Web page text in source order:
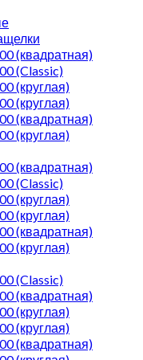
(квадратная)
(Classic)
(круглая)
(круглая)
(квадратная)
(круглая)
(квадратная)
(Classic)
(круглая)
(круглая)
(квадратная)
(круглая)
(Classic)
(квадратная)
(круглая)
(круглая)
(квадратная)